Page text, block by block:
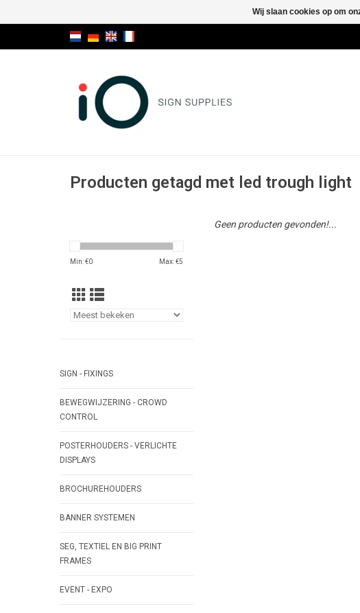
Producten getagd met led trough light
Min: €0 Max: €5
SIGN - FIXINGS
BEWEGWIJZERING - CROWD
CONTROL
POSTERHOUDERS - VERLICHTE
DISPLAYS
BROCHUREHOUDERS
BANNER SYSTEMEN
SEG, TEXTIEL EN BIG PRINT
FRAMES
EVENT - EXPO
Geen producten gevonden!...
Wij slaan cookies op om